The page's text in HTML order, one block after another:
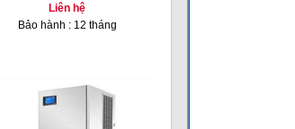
Liên hệ
Bảo hành : 12 tháng